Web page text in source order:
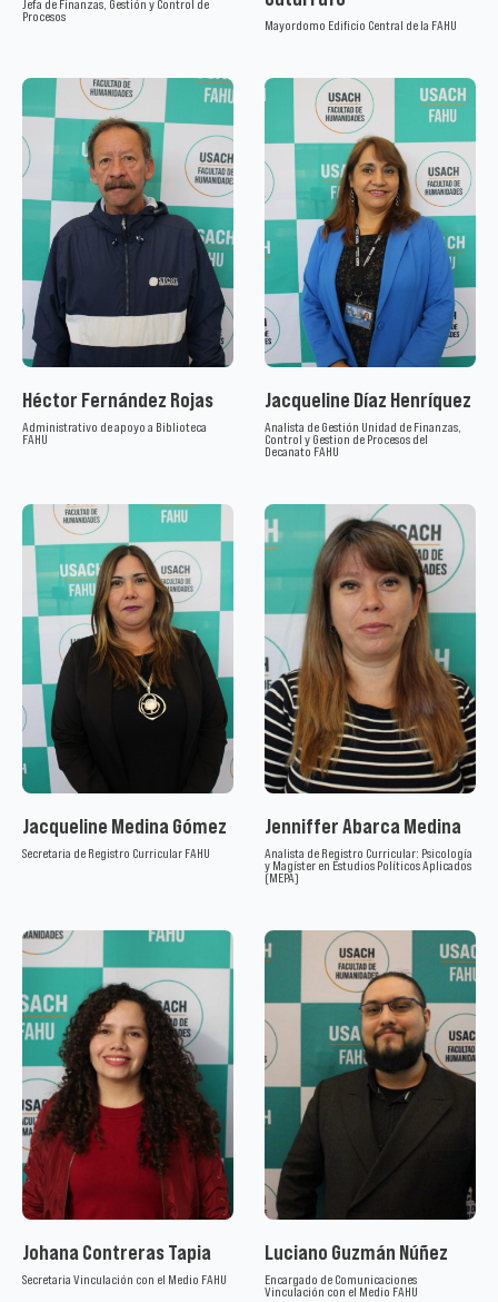
Jefa de Finanzas, Gestión y Control de
Procesos
Mayordomo Edificio Central de la FAHU
Héctor Fernández Rojas
Administrativo de apoyo a Biblioteca
FAHU
Jacqueline Díaz Henríquez
Analista de Gestión Unidad de Finanzas,
Control y Gestion de Procesos del
Decanato FAHU
Jacqueline Medina Gómez
Secretaria de Registro Curricular FAHU
Jenniffer Abarca Medina
Analista de Registro Curricular: Psicología
y Magíster en Estudios Políticos Aplicados
(MEPA)
Johana Contreras Tapia
Secretaria Vinculación con el Medio FAHU
Luciano Guzmán Núñez
Encargado de Comunicaciones
Vinculación con el Medio FAHU